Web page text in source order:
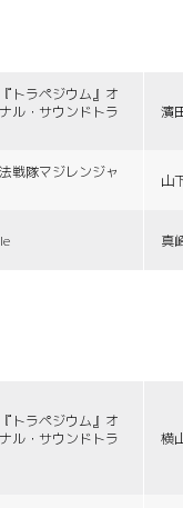
トラペジウム』オ
ル・サウンドトラ
濱
法戦隊マジレンジャ
山
真
トラペジウム』オ
ル・サウンドトラ
横